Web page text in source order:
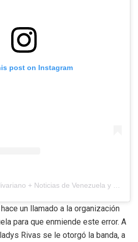
post on Instagram
A post shared by El Bolivariano + Noticias de Venezuela y el mundo
un llamado a la organización
para que enmiende este error. A
Rivas se le otorgó la banda, a